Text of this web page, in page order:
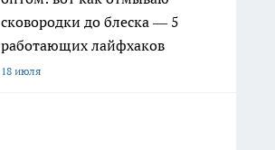
сковородки до блеска — 5
работающих лайфхаков
18 июля